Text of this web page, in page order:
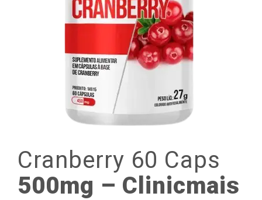
Cranberry 60 Caps
500mg – Clinicmais